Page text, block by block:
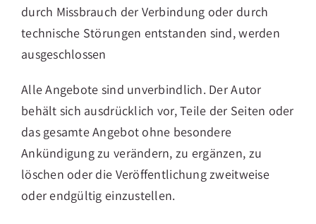
durch Missbrauch der Verbindung oder durch
technische Störungen entstanden sind, werden
ausgeschlossen
Alle Angebote sind unverbindlich. Der Autor
behält sich ausdrücklich vor, Teile der Seiten oder
das gesamte Angebot ohne besondere
Ankündigung zu verändern, zu ergänzen, zu
löschen oder die Veröffentlichung zweitweise
oder endgültig einzustellen.